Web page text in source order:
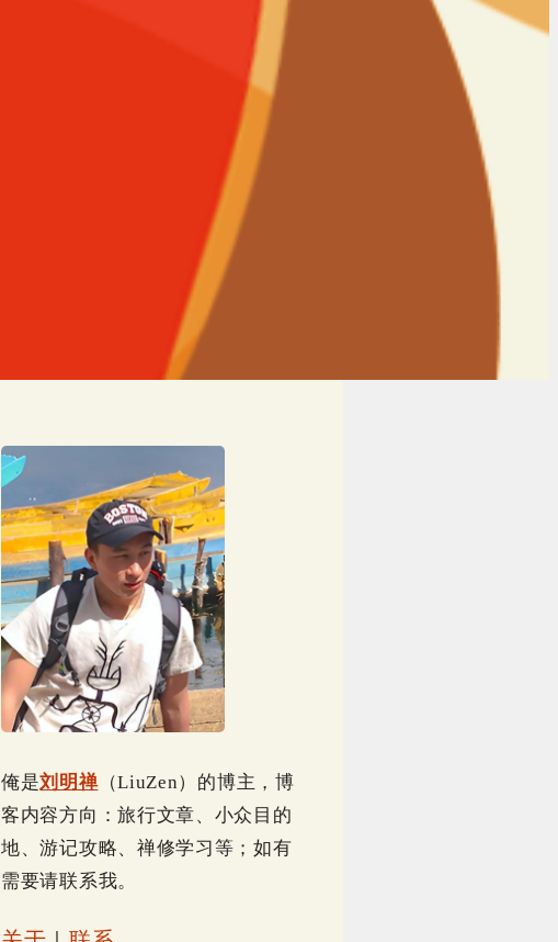
俺是刘明禅（LiuZen）的博主，博
客内容方向：旅行文章、小众目的
地、游记攻略、禅修学习等；如有
需要请联系我。